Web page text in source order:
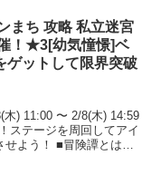
まち 攻略 私立迷宮
！★3[幼気憧憬]ベ
ゲットして限界突破
) 11:00 〜 2/8(木) 14:59
ステージを周回してアイ
険譚とは？